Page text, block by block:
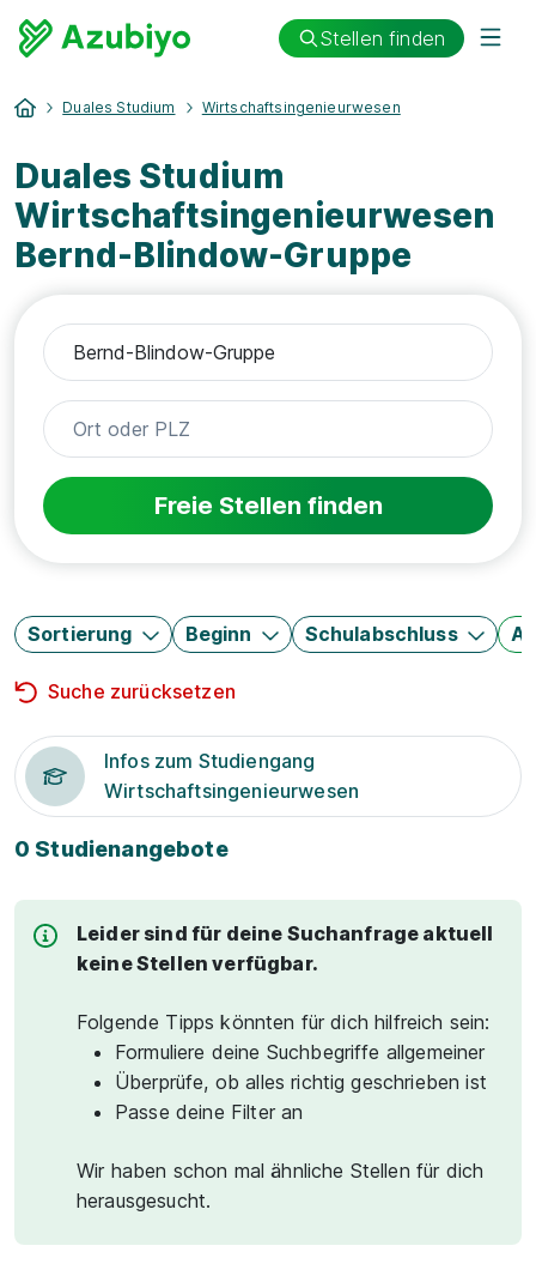
Stellen finden
Duales Studium Wirtschaftsingenieurwesen
Duales Studium
Wirtschaftsingenieurwesen
Bernd-Blindow-Gruppe
Freie Stellen finden
Sortierung Beginn Schulabschluss
Suche zurücksetzen
Infos zum Studiengang
Wirtschaftsingenieurwesen
0 Studienangebote
Leider sind für deine Suchanfrage aktuell
keine Stellen verfügbar.
Folgende Tipps könnten für dich hilfreich sein:
Formuliere deine Suchbegriffe allgemeiner
Überprüfe, ob alles richtig geschrieben ist
Passe deine Filter an
Wir haben schon mal ähnliche Stellen für dich
herausgesucht.